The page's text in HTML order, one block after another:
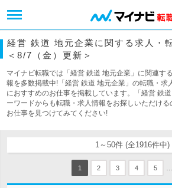
経営 鉄道 地元企業に関する求人・
＜8/7（金）更新＞
マイナビ転職では「経営 鉄道 地元企業」に関連す
報を多数掲載中!「経営 鉄道 地元企業」の転職・求
におすすめのお仕事を掲載しています。「経営 鉄
ーワードからも転職・求人情報をお探しいただけ
お仕事を見つけてみてください!
1～50件 (全1916件中)
1 2 3 4 5